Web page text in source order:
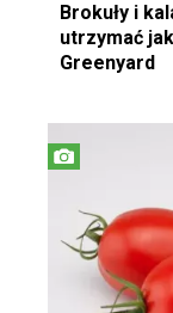
Brokuły i
utrzymać
Greenyard